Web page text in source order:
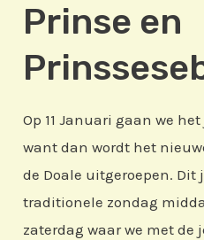
Prinse en
Op 11 Januari gaan we
want dan wordt het
de Doale uitgeroepen. Dit
traditionele zondag
zaterdag waar we met